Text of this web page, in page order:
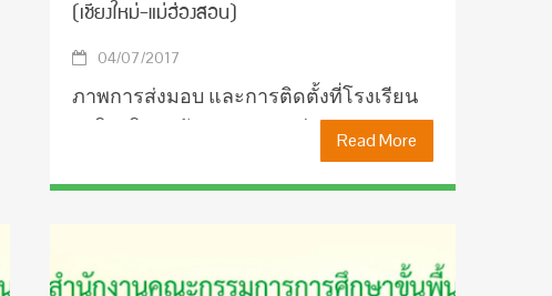
(เชียงใหม่-แม่ฮ่องสอน)
04/07/2017
ภาพการส่งมอบ และการติดตั้งที่โรงเรียน
กาวิละวิทยาลัย ภาพการส่งมอบ และการ
ติดตั้งที่โรงเรียนเทพศิรินทร์เชี่ยงใหม่
ภาพการส่งมอบ และการติดตั้งที่โรงเ
Read More